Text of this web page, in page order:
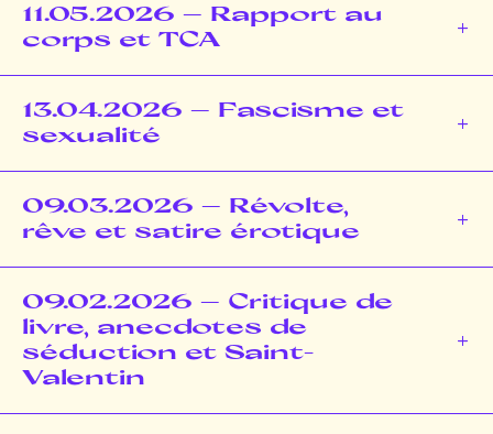
11.05.2026 – Rapport au
corps et TCA
13.04.2026 – Fascisme et
sexualité
09.03.2026 – Révolte,
rêve et satire érotique
09.02.2026 – Critique de
livre, anecdotes de
séduction et Saint-
Valentin